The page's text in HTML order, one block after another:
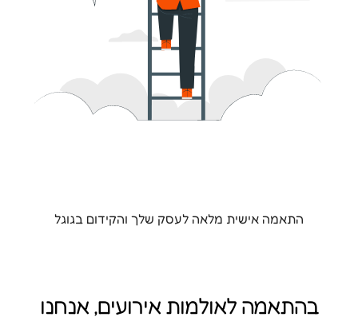
התאמה אישית מלאה לעסק שלך והקידום בגוגל
בהתאמה לאולמות אירועים, אנחנו